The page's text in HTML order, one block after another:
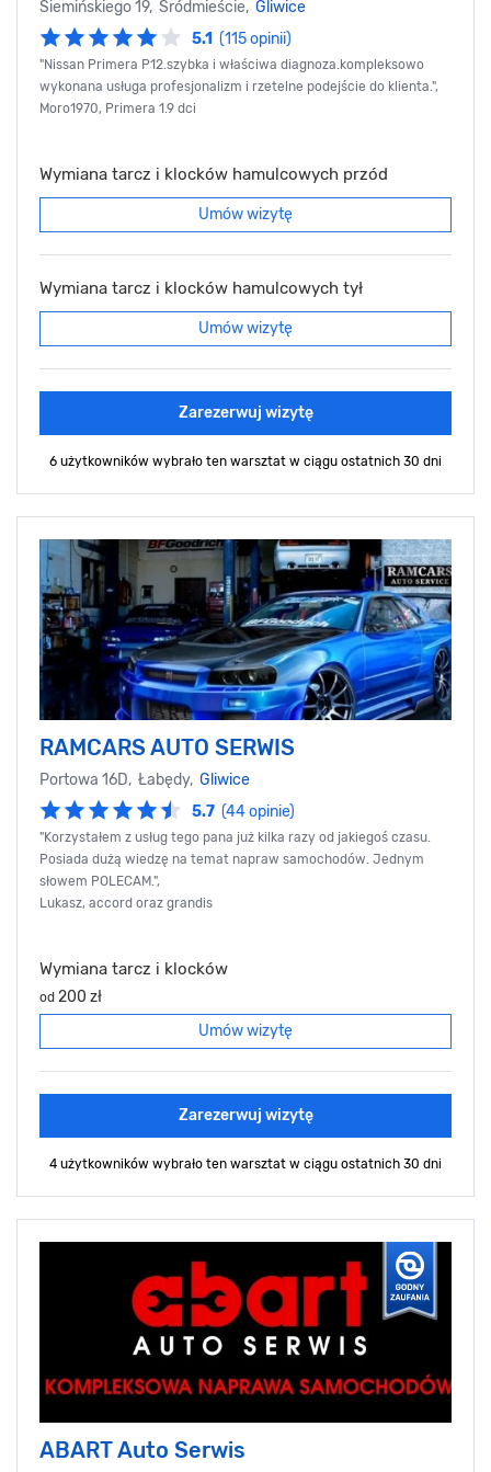
Siemińskiego 19, Śródmieście, Gliwice
5.1 (115 opinii)
"Nissan Primera P12.szybka i właściwa diagnoza.kompleksowo
wykonana usługa profesjonalizm i rzetelne podejście do klienta.",
Moro1970, Primera 1.9 dci
Wymiana tarcz i klocków hamulcowych przód
Umów wizytę
Wymiana tarcz i klocków hamulcowych tył
Umów wizytę
Zarezerwuj wizytę
6 użytkowników wybrało ten warsztat w ciągu ostatnich 30 dni
RAMCARS AUTO SERWIS
Portowa 16D, Łabędy, Gliwice
5.7 (44 opinie)
"Korzystałem z usług tego pana już kilka razy od jakiegoś czasu.
Posiada dużą wiedzę na temat napraw samochodów. Jednym
słowem POLECAM.",
Lukasz, accord oraz grandis
Wymiana tarcz i klocków
od 200 zł
Umów wizytę
Zarezerwuj wizytę
4 użytkowników wybrało ten warsztat w ciągu ostatnich 30 dni
ABART Auto Serwis